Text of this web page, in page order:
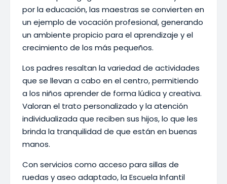
por la educación, las maestras se convierten en
un ejemplo de vocación profesional, generando
un ambiente propicio para el aprendizaje y el
crecimiento de los más pequeños.
Los padres resaltan la variedad de actividades
que se llevan a cabo en el centro, permitiendo
a los niños aprender de forma lúdica y creativa.
Valoran el trato personalizado y la atención
individualizada que reciben sus hijos, lo que les
brinda la tranquilidad de que están en buenas
manos.
Con servicios como acceso para sillas de
ruedas y aseo adaptado, la Escuela Infantil